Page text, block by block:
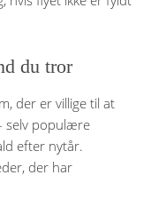
du tror
der er villige til at
selv populære
efter nytår.
der har